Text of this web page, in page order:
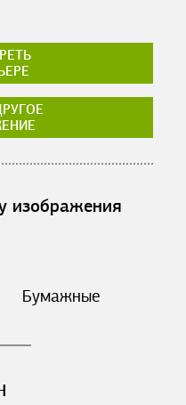
изображения
Бумажные